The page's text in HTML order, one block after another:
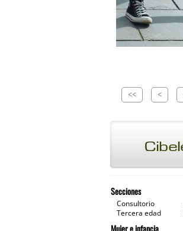
<< <
Secciones
Consultorio
Tercera edad
Mujer e infancia